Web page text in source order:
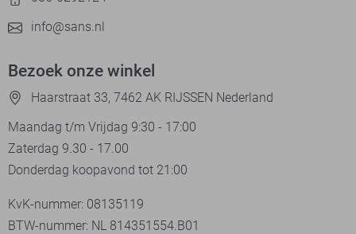
info@sans.nl
Bezoek onze winkel
Haarstraat 33, 7462 AK RIJSSEN Nederland
Maandag t/m Vrijdag 9:30 - 17:00
Zaterdag 9.30 - 17.00
Donderdag koopavond tot 21:00
KvK-nummer: 08135119
BTW-nummer: NL 814351554.B01